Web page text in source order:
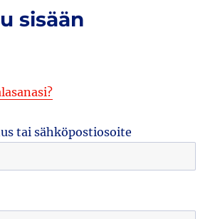
sisään
tai sähköpostiosoite